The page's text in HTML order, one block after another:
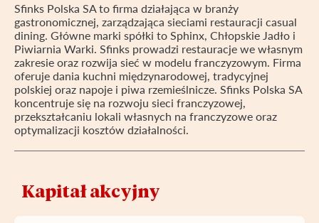
Sfinks Polska SA to firma działająca w branży
gastronomicznej, zarządzająca sieciami restauracji casual
dining. Główne marki spółki to Sphinx, Chłopskie Jadło i
Piwiarnia Warki. Sfinks prowadzi restauracje we własnym
zakresie oraz rozwija sieć w modelu franczyzowym. Firma
oferuje dania kuchni międzynarodowej, tradycyjnej
polskiej oraz napoje i piwa rzemieślnicze. Sfinks Polska SA
koncentruje się na rozwoju sieci franczyzowej,
przekształcaniu lokali własnych na franczyzowe oraz
optymalizacji kosztów działalności.
Kapitał akcyjny